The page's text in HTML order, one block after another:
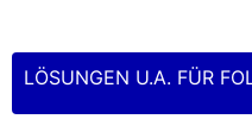
LÖSUNGEN U.A. FÜR